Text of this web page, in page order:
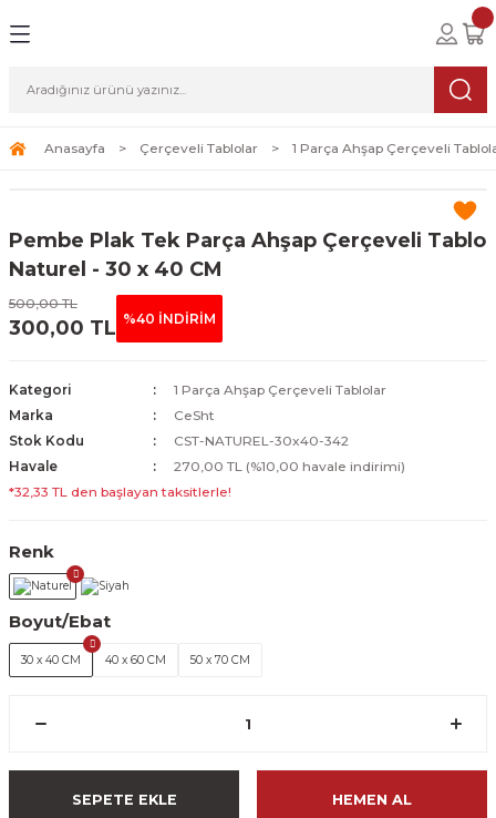
Tablolar
Tablolar
Sanat
Anasayfa Çerçeveli Tablolar 1 Parça Ahşap Çerçeveli
Pembe Plak Tek Parça Ahşap Çerçeveli Tablo
Naturel - 30 x 40 CM
500,00 TL
300,00 TL %40 İNDİRİM
Kategori
1 Parça Ahşap Çerçeveli Tablolar
Marka
CeSht
Stok Kodu
CST-NATUREL-30x40-342
Havale
270,00 TL (%10,00 havale indirimi)
*32,33 TL den başlayan taksitlerle!
Renk
Boyut/Ebat
30 x 40 CM 40 x 60 CM 50 x 70 CM
SEPETE EKLE HEMEN AL